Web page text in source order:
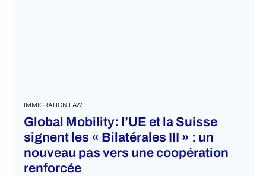
IMMIGRATION LAW
Global Mobility: l’UE et la Suisse
signent les « Bilatérales III » : un
nouveau pas vers une coopération
renforcée